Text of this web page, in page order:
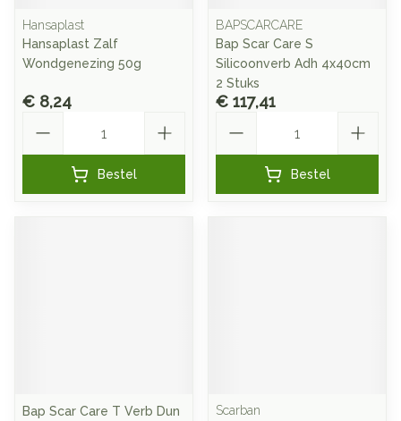
Hansaplast
Hansaplast Zalf
Wondgenezing 50g
€ 8,24
Bestel
BAPSCARCARE
Bap Scar Care S
Silicoonverb Adh 4x40cm
2 Stuks
€ 117,41
Bestel
Bap Scar Care T Verb Dun
Scarban